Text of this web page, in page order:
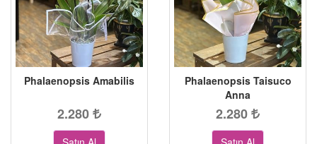
Phalaenopsis Amabilis
2.280
Phalaenopsis Taisuco
Anna
2.280